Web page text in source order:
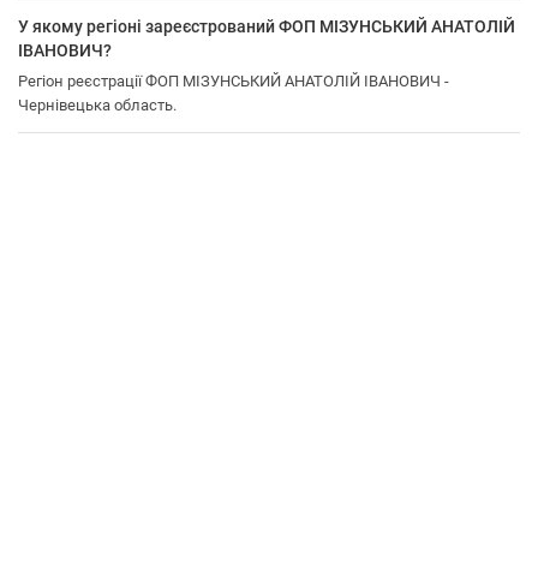
У якому регіоні зареєстрований ФОП МІЗУНСЬКИЙ АНАТОЛІЙ
ІВАНОВИЧ?
Регіон реєстрації ФОП МІЗУНСЬКИЙ АНАТОЛІЙ ІВАНОВИЧ -
Чернівецька область.